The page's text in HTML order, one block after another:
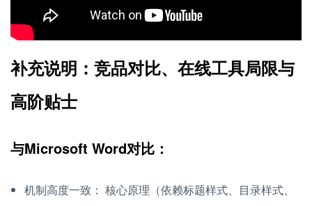
补充说明：竞品对比、在线工具局限与
高阶贴士
与Microsoft Word对比：
机制高度一致： 核心原理（依赖标题样式、目录样式、